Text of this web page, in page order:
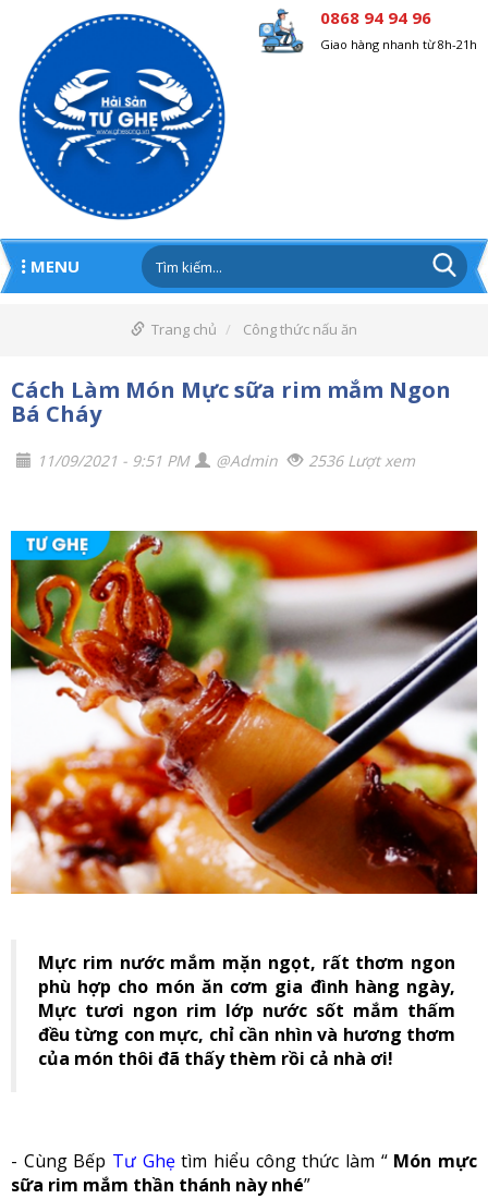
0868 94 94 96
Giao hàng nhanh từ 8h-21h
MENU
Trang chủ Công thức nấu ăn
Cách Làm Món Mực sữa rim mắm Ngon
Bá Cháy
11/09/2021 - 9:51 PM @Admin 2536 Lượt xem
Mực rim nước mắm mặn ngọt, rất thơm ngon
phù hợp cho món ăn cơm gia đình hàng ngày,
Mực tươi ngon rim lớp nước sốt mắm thấm
đều từng con mực, chỉ cần nhìn và hương thơm
của món thôi đã thấy thèm rồi cả nhà ơi!
- Cùng Bếp Tư Ghẹtìm hiểu công thức làm “ Món mực
sữa rim mắm thần thánh này nhé”